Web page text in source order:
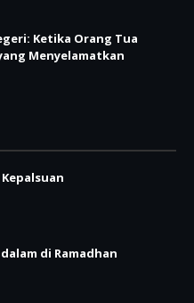
Ketika Orang Tua
Menyelamatkan
di Ramadhan